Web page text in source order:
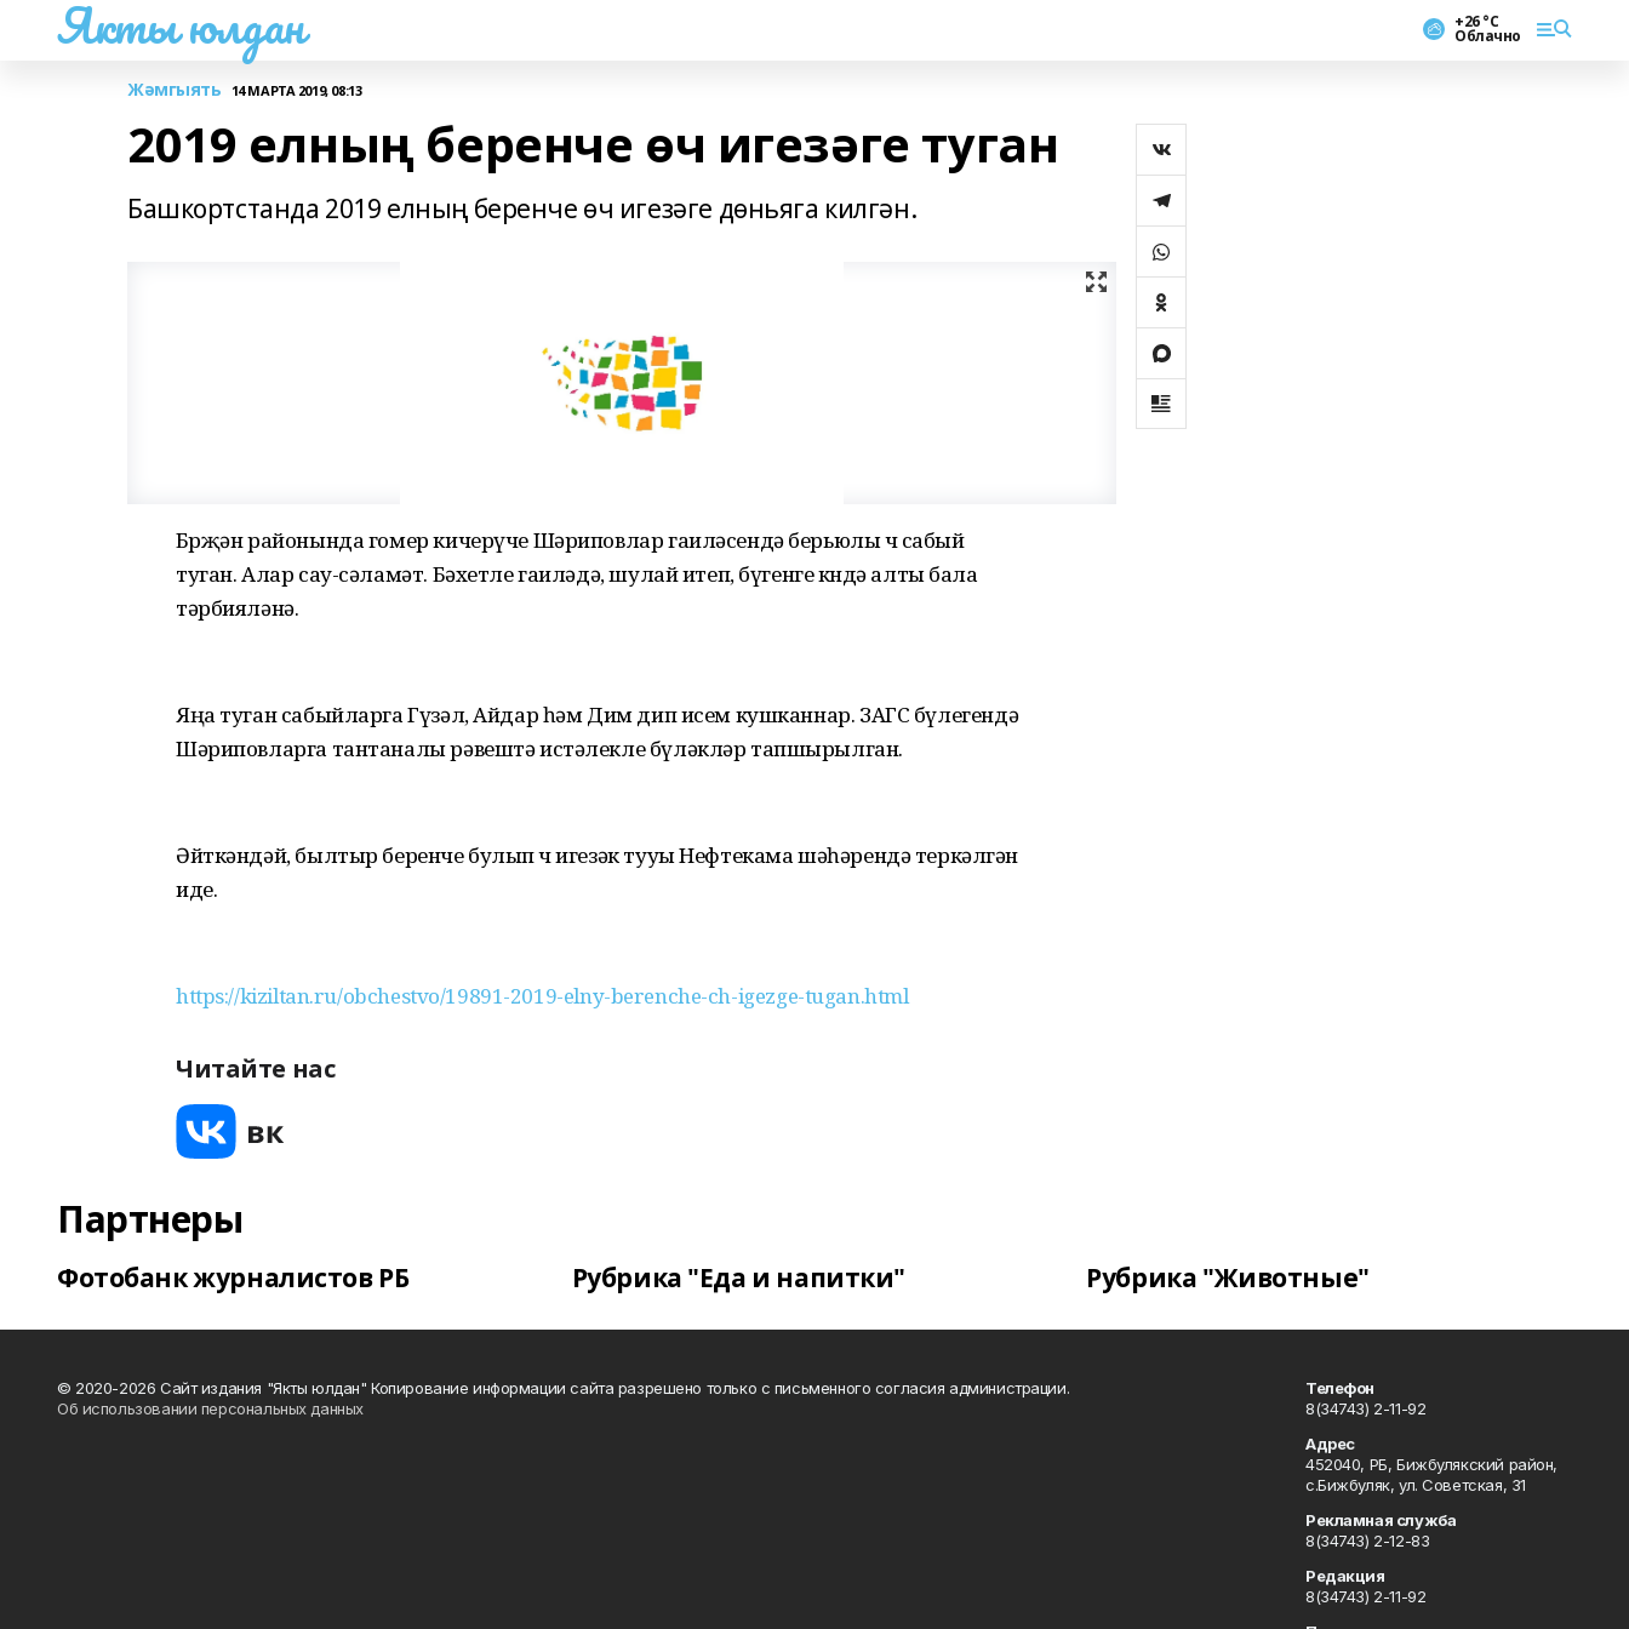
Якты юлдан +26 °С
Облачно
Жәмгыять 14 МАРТА 2019, 08:13
2019 елның беренче өч игезәге туган
Башкортстанда 2019 елның беренче өч игезәге дөньяга килгән.
Бөрҗән районында гомер кичерүче Шәриповлар гаиләсендә берьюлы өч сабый
туган. Алар сау-сәламәт. Бәхетле гаиләдә, шулай итеп, бүгенге көндә алты бала
тәрбияләнә.
Яңа туган сабыйларга Гүзәл, Айдар һәм Дим дип исем кушканнар. ЗАГС бүлегендә
Шәриповларга тантаналы рәвештә истәлекле бүләкләр тапшырылган.
Әйткәндәй, былтыр беренче булып өч игезәк тууы Нефтекама шәһәрендә теркәлгән
иде.
https://kiziltan.ru/obchestvo/19891-2019-elny-berenche-ch-igezge-tugan.html
Читайте нас
Партнеры
Фотобанк журналистов РБ Рубрика "Еда и напитки" Рубрика "Животные"
© 2020-2026 Сайт издания "Якты юлдан" Копирование информации сайта разрешено только с письменного согласия администрации.
Об использовании персональных данных
Телефон
8(34743) 2-11-92
Адрес
452040, РБ, Бижбулякский район,
с.Бижбуляк, ул. Советская, 31
Рекламная служба
8(34743) 2-12-83
Редакция
8(34743) 2-11-92